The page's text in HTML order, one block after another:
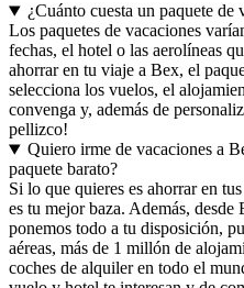
¿Cuánto cuesta un paquete de
Los paquetes de vacaciones
fechas, el hotel o las aerolíneas
ahorrar en tu viaje a Bex, el
selecciona los vuelos, el
convenga y, además de
pellizco!
Quiero irme de vacaciones a
paquete barato?
Si lo que quieres es ahorrar en
es tu mejor baza. Además,
ponemos todo a tu disposición,
aéreas, más de 1 millón de
coches de alquiler en todo el